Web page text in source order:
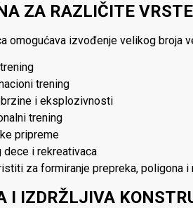
ZA RAZLIČITE
omogućava izvođenje velikog broja
trening
i eksplozivnosti
trening
pripreme
dece i rekreativaca
za formiranje prepreka, poligona
I IZDRŽLJIVA